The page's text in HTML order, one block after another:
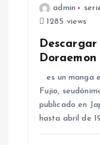
admin
1285 views
Doraemon
es un manga
Fujio,
publicado en
hasta abril de